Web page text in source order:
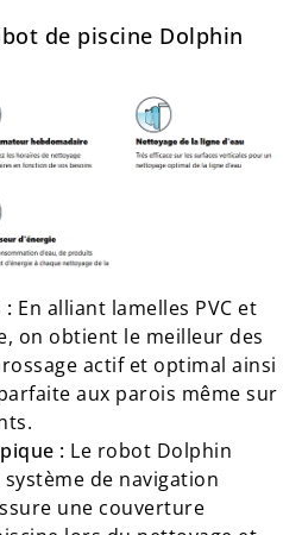
de piscine Dolphin
: En alliant lamelles PVC et
on obtient le meilleur des
actif et optimal ainsi
aux parois même sur
: Le robot Dolphin
de navigation
une couverture